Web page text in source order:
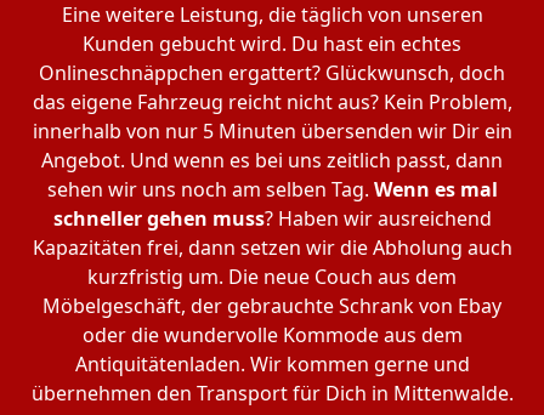
Eine weitere Leistung, die täglich von unseren
Kunden gebucht wird. Du hast ein echtes
Onlineschnäppchen ergattert? Glückwunsch, doch
das eigene Fahrzeug reicht nicht aus? Kein Problem,
innerhalb von nur 5 Minuten übersenden wir Dir ein
Angebot. Und wenn es bei uns zeitlich passt, dann
sehen wir uns noch am selben Tag. Wenn es mal
schneller gehen muss? Haben wir ausreichend
Kapazitäten frei, dann setzen wir die Abholung auch
kurzfristig um. Die neue Couch aus dem
Möbelgeschäft, der gebrauchte Schrank von Ebay
oder die wundervolle Kommode aus dem
Antiquitätenladen. Wir kommen gerne und
übernehmen den Transport für Dich in Mittenwalde.